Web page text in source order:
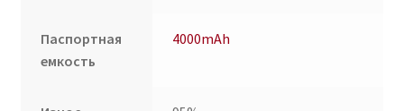
Паспортная
емкость
4000mAh